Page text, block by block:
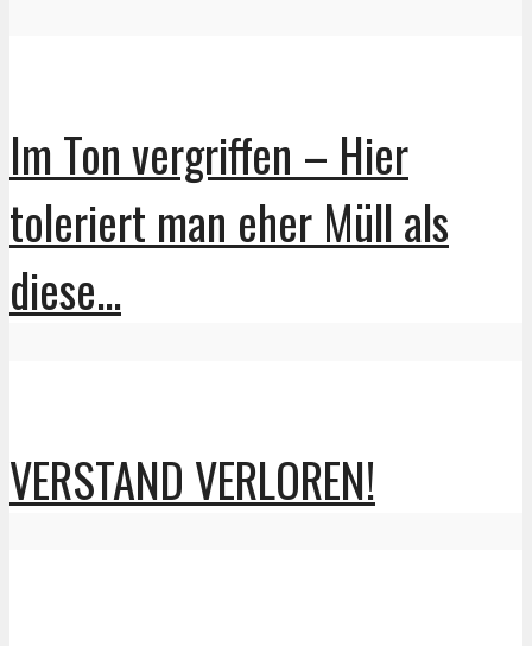
Im Ton vergriffen – Hier
toleriert man eher Müll als
diese...
VERSTAND VERLOREN!